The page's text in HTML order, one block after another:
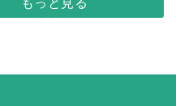
いがあった。